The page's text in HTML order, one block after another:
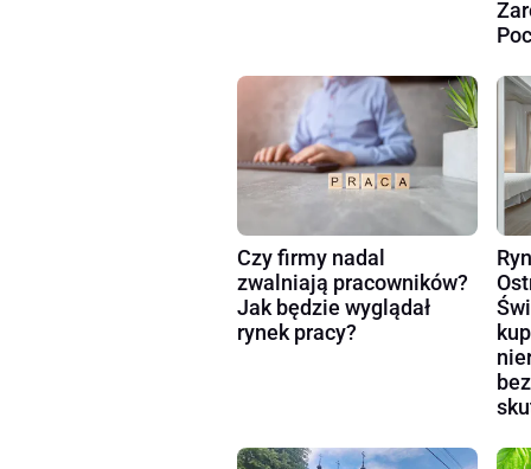
Czy firmy nadal
zwalniają pracowników?
Jak będzie wyglądał
rynek pracy?